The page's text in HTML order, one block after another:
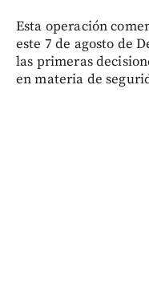
Esta operación
este 7 de agosto de
las primeras
en materia de